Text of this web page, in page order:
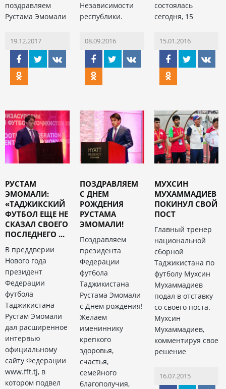
поздравляем
Рустама Эмомали
19.12.2017
Независимости
республики.
08.09.2016
состоялась
сегодня, 15
15.01.2016
РУСТАМ
ЭМОМАЛИ:
«ТАДЖИКСКИЙ
ФУТБОЛ ЕЩЕ НЕ
СКАЗАЛ СВОЕГО
ПОСЛЕДНЕГО ...
В преддверии
Нового года
президент
Федерации
футбола
Таджикистана
Рустам Эмомали
дал расширенное
интервью
официальному
сайту Федерации
www.fft.tj, в
котором подвел
ПОЗДРАВЛЯЕМ
С ДНЕМ
РОЖДЕНИЯ
РУСТАМА
ЭМОМАЛИ!
Поздравляем
президента
Федерации
футбола
Таджикистана
Рустама Эмомали
с Днем рождения!
Желаем
имениннику
крепкого
здоровья,
счастья,
семейного
благополучия,
МУХСИН
МУХАММАДИЕВ
ПОКИНУЛ СВОЙ
ПОСТ
Главный тренер
национальной
сборной
Таджикистана по
футболу Мухсин
Мухаммадиев
подал в отставку
со своего поста.
Мухсин
Мухаммадиев,
комментируя свое
решение
16.07.2015